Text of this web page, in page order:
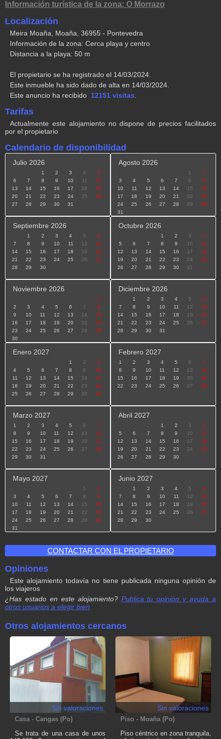
Información turística de la zona: O Morrazo
Localización
Meira Moaña, Moaña, 36955 - Pontevedra
Información de la zona: Cerca playa y centro
Distancia a la playa: 50 m
El propietario se ha registrado el 14/03/2024.
Este inmueble ha sido dado de alta en 14/03/2024.
Este anuncio ha recibido 12151 visitas.
Tarifas
Actualmente este alojamiento no dispone de precios facilitados
por el propietario
Calendario de disponibilidad
Julio 2026
1 2 3 4
5
6
7 8 9 10 11
12
13
14 15 16 17 18
19
20
21 22 23 24 25
26
27
28 29 30 31
Agosto 2026
1
2
3
4 5 6 7 8
9
10
11 12 13 14 15
16
17
18 19 20 21 22
23
24
25 26 27 28 29
30
31
Septiembre 2026
1 2 3 4 5
6
7
8 9 10 11 12
13
14
15 16 17 18 19
20
21
22 23 24 25 26
27
28
29 30
Octubre 2026
1 2 3
4
5
6 7 8 9 10
11
12
13 14 15 16 17
18
19
20 21 22 23 24
25
26
27 28 29 30 31
Noviembre 2026
1
2
3 4 5 6 7
8
9
10 11 12 13 14
15
16
17 18 19 20 21
22
23
24 25 26 27 28
29
30
Diciembre 2026
1 2 3 4 5
6
7
8 9 10 11 12
13
14
15 16 17 18 19
20
21
22 23 24 25 26
27
28
29 30 31
Enero 2027
1 2
3
4
5 6 7 8 9
10
11
12 13 14 15 16
17
18
19 20 21 22 23
24
25
26 27 28 29 30 31
Febrero 2027
1 2 3 4 5 6
7
8
9 10 11 12 13
14
15
16 17 18 19 20
21
22
23 24 25 26 27 28
Marzo 2027
1 2 3 4 5 6
7
8
9 10 11 12 13
14
15
16 17 18 19 20
21
22
23 24 25 26 27
28
29
30 31
Abril 2027
1 2 3
4
5
6 7 8 9 10
11
12
13 14 15 16 17
18
19
20 21 22 23 24
25
26
27 28 29 30
Mayo 2027
1
2
3
4 5 6 7 8
9
10
11 12 13 14 15
16
17
18 19 20 21 22
23
24
25 26 27 28 29
30
31
Junio 2027
1 2 3 4 5
6
7
8 9 10 11 12
13
14
15 16 17 18 19
20
21
22 23 24 25 26
27
28
29 30
CONTACTAR CON EL PROPIETARIO
Opiniones
Este alojamiento todavía no tiene publicada ninguna opinión de
los viajeros
¿Has estado en este alojamiento?Publica tu opinión y ayuda a
otros usuarios a elegir bien
Tu valoración global
Tu valoración en detalle:
Equipamiento y decoración
Limpieza del alojamiento
Ubicación y alrededores
Trato recibido por anfitrión
Otros alojamientos cercanos
Sin valoraciones
Casa - Cangas (Po)
Se trata de una casa de unos
Sin valoraciones
Piso - Moaña (Po)
Piso céntrico en zona tranquila,